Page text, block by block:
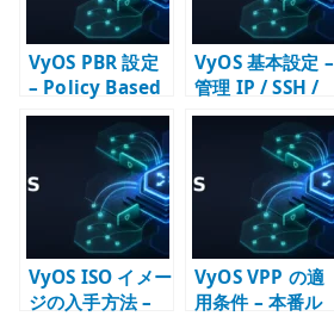
VyOS PBR 設定
– Policy Based
Routing の基本
VyOS 基本設定 –
管理 IP / SSH /
DNS / NTP /
SNMP の初期設
VyOS ISO イメー
ジの入手方法 –
VyOS VPP の適
用条件 – 本番ル